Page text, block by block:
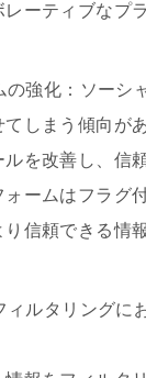
ーティブなプ
強化：ソーシ
しまう傾向が
を改善し、信
ームはフラグ
信頼できる情
ルタリング